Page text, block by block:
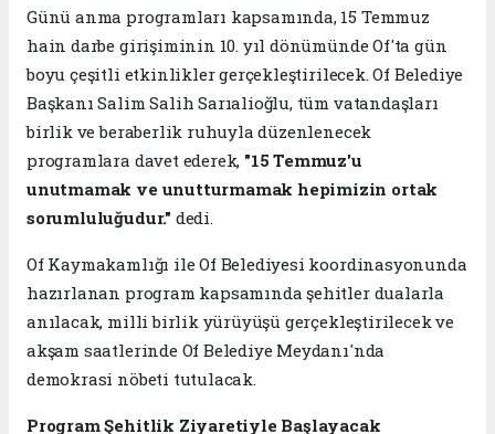
Günü anma programları kapsamında, 15 Temmuz
hain darbe girişiminin 10. yıl dönümünde Of'ta gün
boyu çeşitli etkinlikler gerçekleştirilecek. Of Belediye
Başkanı Salim Salih Sarıalioğlu, tüm vatandaşları
birlik ve beraberlik ruhuyla düzenlenecek
programlara davet ederek, "15 Temmuz'u
unutmamak ve unutturmamak hepimizin ortak
sorumluluğudur." dedi.
Of Kaymakamlığı ile Of Belediyesi koordinasyonunda
hazırlanan program kapsamında şehitler dualarla
anılacak, milli birlik yürüyüşü gerçekleştirilecek ve
akşam saatlerinde Of Belediye Meydanı'nda
demokrasi nöbeti tutulacak.
Program Şehitlik Ziyaretiyle Başlayacak